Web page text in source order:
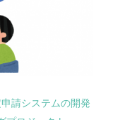
請システムの開発